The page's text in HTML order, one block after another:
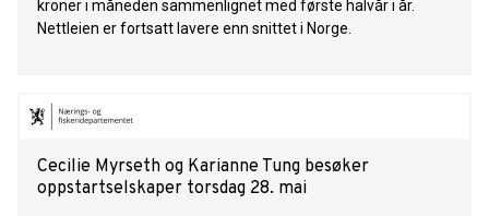
kroner i måneden sammenlignet med første halvår i år.
Nettleien er fortsatt lavere enn snittet i Norge.
Cecilie Myrseth og Karianne Tung besøker
oppstartselskaper torsdag 28. mai